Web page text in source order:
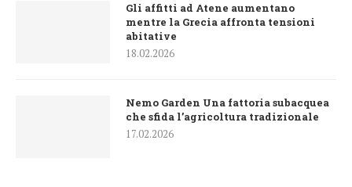
Gli affitti ad Atene aumentano
mentre la Grecia affronta tensioni
abitative
18.02.2026
Nemo Garden Una fattoria subacquea
che sfida l’agricoltura tradizionale
17.02.2026